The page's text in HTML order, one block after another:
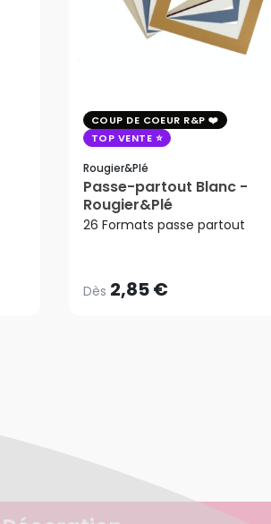
COUP DE COEUR R&P
TOP VENTE
Rougier&plé
Passe-partout Blanc -
Rougier&Plé
26 Formats passe partout
Dès 2,85 €
Dès2,85 €